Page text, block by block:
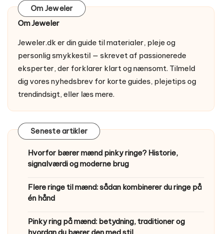
Om Jeweler
Om Jeweler
Jeweler.dk er din guide til materialer, pleje og
personlig smykkestil — skrevet af passionerede
eksperter, der forklarer klart og nænsomt. Tilmeld
dig vores nyhedsbrev for korte guides, plejetips og
trendindsigt, eller læs mere.
Seneste artikler
Hvorfor bærer mænd pinky ringe? Historie,
signalværdi og moderne brug
Flere ringe til mænd: sådan kombinerer du ringe på
én hånd
Pinky ring på mænd: betydning, traditioner og